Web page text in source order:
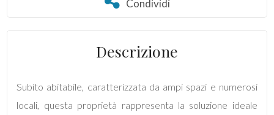
Condividi
Descrizione
Subito abitabile, caratterizzata da ampi spazi e numerosi
locali, questa proprietà rappresenta la soluzione ideale
Totale
mq